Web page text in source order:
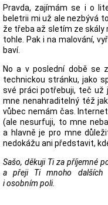
Pravda, zajímám se i o
beletrii mi už ale nezbývá
že třeba až sletím ze skály
tohle. Pak i na malování,
baví.
No a v poslední době se
technickou stránku, jako
své práci potřebuji, teč už
mne nenahraditelný též
vůbec nemám čas.
(ale nesurfuji, to mne
a hlavně je pro mne
nedokážu ani představit,
Sašo, děkuji Ti za příjemné
a přeji Ti mnoho dalších
i osobním poli.